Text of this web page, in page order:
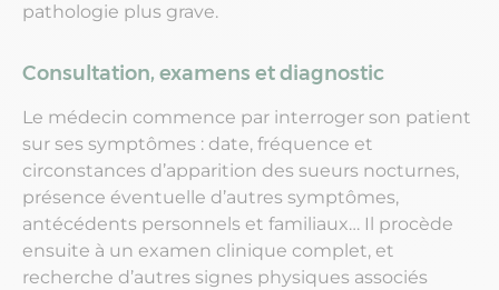
pathologie plus grave.
Consultation, examens et diagnostic
Le médecin commence par interroger son patient
sur ses symptômes : date, fréquence et
circonstances d’apparition des sueurs nocturnes,
présence éventuelle d’autres symptômes,
antécédents personnels et familiaux… Il procède
ensuite à un examen clinique complet, et
recherche d’autres signes physiques associés